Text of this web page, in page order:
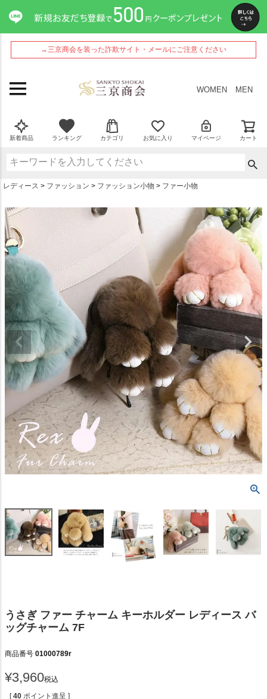
→三京商会を装った詐欺サイト・メールにご注意ください
WOMEN MEN
新着商品 ランキング カテゴリ お気に入り マイページ カート
レディース ファッション ファッション小物 ファー小物
うさぎ ファー チャーム キーホルダー レディース バ
ッグチャーム 7F
商品番号 01000789r
¥3,960税込
[ 40 ポイント進呈 ]
ペー
ジト
ップ
へ